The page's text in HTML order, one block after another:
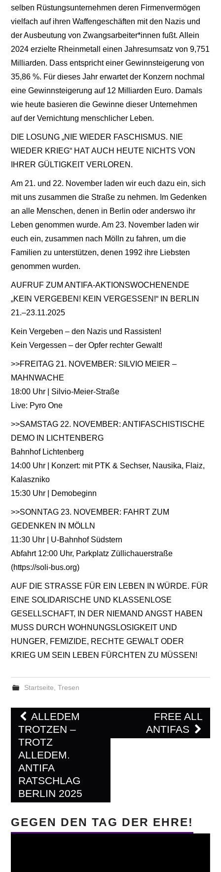
selben Rüstungsunternehmen deren Firmenvermögen
vielfach auf ihren Waffengeschäften mit den Nazis und
der Ausbeutung von Zwangsarbeiter*innen fußt. Allein
2024 erzielte Rheinmetall einen Jahresumsatz von 9,751
Milliarden. Dass entspricht einer Gewinnsteigerung von
35,86 %. Für dieses Jahr erwartet der Konzern nochmal
eine Gewinnsteigerung auf 12 Milliarden Euro. Damals
wie heute basieren die Gewinne dieser Unternehmen
auf der Vernichtung menschlicher Leben.
DIE LOSUNG „NIE WIEDER FASCHISMUS. NIE
WIEDER KRIEG“ HAT AUCH HEUTE NICHTS VON
IHRER GÜLTIGKEIT VERLOREN.
Am 21. und 22. November laden wir euch dazu ein, sich
mit uns zusammen die Straße zu nehmen. Im Gedenken
an alle Menschen, denen in Berlin oder anderswo ihr
Leben genommen wurde. Am 23. November laden wir
euch ein, zusammen nach Mölln zu fahren, um die
Familien zu unterstützen, denen 1992 ihre Liebsten
genommen wurden.
AUFRUF ZUM ANTIFA-AKTIONSWOCHENENDE
„KEIN VERGEBEN! KEIN VERGESSEN!“ IN BERLIN
21.–23.11.2025
Kein Vergeben – den Nazis und Rassisten!
Kein Vergessen – der Opfer rechter Gewalt!
>>FREITAG 21. NOVEMBER: SILVIO MEIER –
MAHNWACHE
18:00 Uhr | Silvio-Meier-Straße
Live: Pyro One
>>SAMSTAG 22. NOVEMBER: ANTIFASCHISTISCHE
DEMO IN LICHTENBERG
Bahnhof Lichtenberg
14:00 Uhr | Konzert: mit PTK & Sechser, Nausika, Flaiz,
Kalaszniko
15:30 Uhr | Demobeginn
>>SONNTAG 23. NOVEMBER: FAHRT ZUM
GEDENKEN IN MÖLLN
11:30 Uhr | U-Bahnhof Südstern
Abfahrt 12:00 Uhr, Parkplatz Züllichauerstraße
(https://soli-bus.org)
AUF DIE STRASSE FÜR EIN LEBEN IN WÜRDE. FÜR
EINE SOLIDARISCHE UND KLASSENLOSE
GESELLSCHAFT, IN DER NIEMAND ANGST HABEN
MUSS DURCH WOHNUNGSLOSIGKEIT UND
HUNGER, FEMIZIDE, RECHTE GEWALT ODER
KRIEG UM SEIN LEBEN FÜRCHTEN ZU MÜSSEN!
Startseite Tresen
Post
navigation
ALLEDEM
TROTZEN –
TROTZ
ALLEDEM.
ANTIFA
RATSCHLAG
BERLIN 2025
FREE ALL
ANTIFAS
GEGEN DEN TAG DER EHRE!